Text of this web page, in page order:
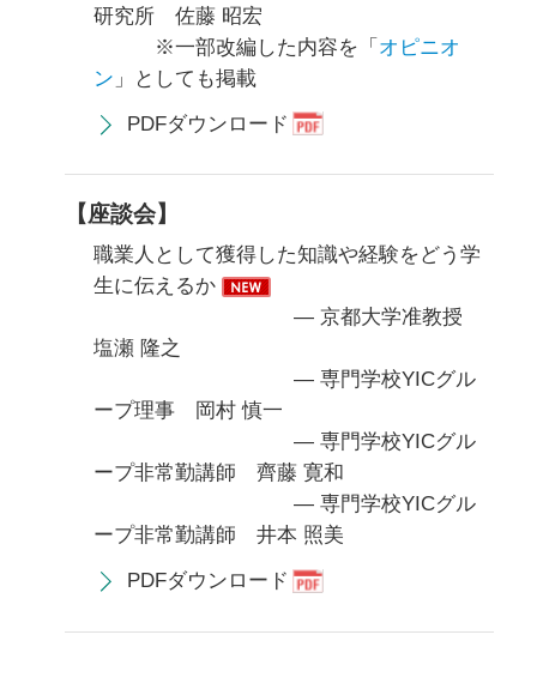
研究所 佐藤 昭宏
※一部改編した内容を「 オピニオ
ン 」としても掲載
PDFダウンロード
【座談会】
職業人として獲得した知識や経験をどう学
生に伝えるか
— 京都大学准教授
塩瀬 隆之
— 専門学校YICグル
ープ理事 岡村 慎一
— 専門学校YICグル
ープ非常勤講師 齊藤 寛和
— 専門学校YICグル
ープ非常勤講師 井本 照美
PDFダウンロード